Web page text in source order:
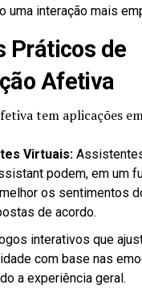
uma interação mais
Práticos de
Afetiva
tem aplicações
Virtuais:
podem, em um
os sentimentos
de acordo.
interativos que
com base nas
a experiência geral.